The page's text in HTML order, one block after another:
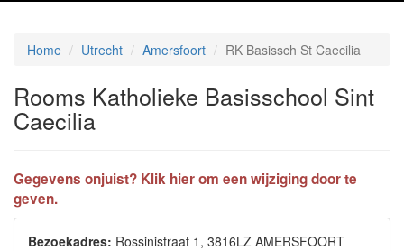
Home Utrecht Amersfoort RK Basissch St Caecilia
Rooms Katholieke Basisschool Sint
Caecilia
Gegevens onjuist? Klik hier om een wijziging door te
geven.
Bezoekadres: Rossinistraat 1, 3816LZ AMERSFOORT